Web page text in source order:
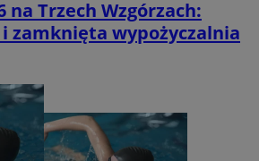
na Trzech Wzgórzach:
zamknięta wypożyczalnia